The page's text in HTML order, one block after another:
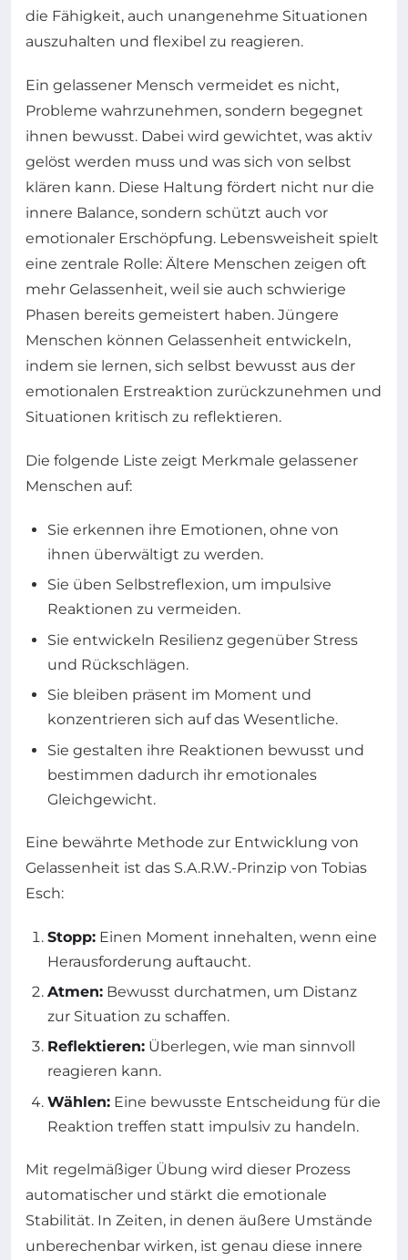
die Fähigkeit, auch unangenehme Situationen
auszuhalten und flexibel zu reagieren.
Ein gelassener Mensch vermeidet es nicht,
Probleme wahrzunehmen, sondern begegnet
ihnen bewusst. Dabei wird gewichtet, was aktiv
gelöst werden muss und was sich von selbst
klären kann. Diese Haltung fördert nicht nur die
innere Balance, sondern schützt auch vor
emotionaler Erschöpfung. Lebensweisheit spielt
eine zentrale Rolle: Ältere Menschen zeigen oft
mehr Gelassenheit, weil sie auch schwierige
Phasen bereits gemeistert haben. Jüngere
Menschen können Gelassenheit entwickeln,
indem sie lernen, sich selbst bewusst aus der
emotionalen Erstreaktion zurückzunehmen und
Situationen kritisch zu reflektieren.
Die folgende Liste zeigt Merkmale gelassener
Menschen auf:
Sie erkennen ihre Emotionen, ohne von
ihnen überwältigt zu werden.
Sie üben Selbstreflexion, um impulsive
Reaktionen zu vermeiden.
Sie entwickeln Resilienz gegenüber Stress
und Rückschlägen.
Sie bleiben präsent im Moment und
konzentrieren sich auf das Wesentliche.
Sie gestalten ihre Reaktionen bewusst und
bestimmen dadurch ihr emotionales
Gleichgewicht.
Eine bewährte Methode zur Entwicklung von
Gelassenheit ist das S.A.R.W.-Prinzip von Tobias
Esch:
Stopp: Einen Moment innehalten, wenn eine
Herausforderung auftaucht.
Atmen: Bewusst durchatmen, um Distanz
zur Situation zu schaffen.
Reflektieren: Überlegen, wie man sinnvoll
reagieren kann.
Wählen: Eine bewusste Entscheidung für die
Reaktion treffen statt impulsiv zu handeln.
Mit regelmäßiger Übung wird dieser Prozess
automatischer und stärkt die emotionale
Stabilität. In Zeiten, in denen äußere Umstände
unberechenbar wirken, ist genau diese innere